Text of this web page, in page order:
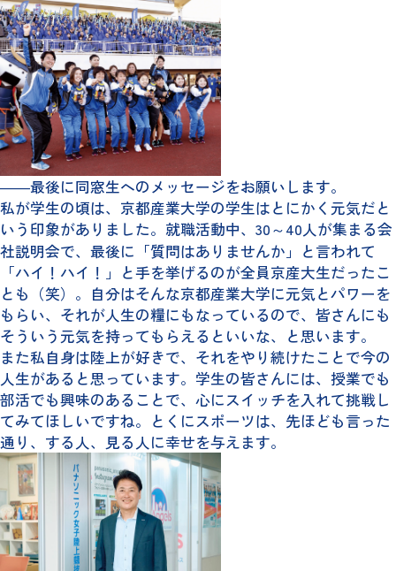
――最後に同窓生へのメッセージをお願いします。
私が学生の頃は、京都産業大学の学生はとにかく元気だと
いう印象がありました。就職活動中、30～40人が集まる会
社説明会で、最後に「質問はありませんか」と言われて
「ハイ！ハイ！」と手を挙げるのが全員京産大生だったこ
とも（笑）。自分はそんな京都産業大学に元気とパワーを
もらい、それが人生の糧にもなっているので、皆さんにも
そういう元気を持ってもらえるといいな、と思います。
また私自身は陸上が好きで、それをやり続けたことで今の
人生があると思っています。学生の皆さんには、授業でも
部活でも興味のあることで、心にスイッチを入れて挑戦し
てみてほしいですね。とくにスポーツは、先ほども言った
通り、する人、見る人に幸せを与えます。